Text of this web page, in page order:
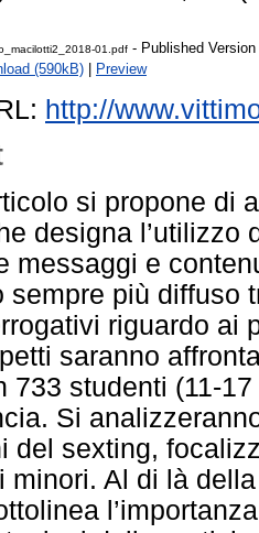
01.pdf - Published Version
(590kB) | Preview
http://
si propone di
designa l’utilizzo
messaggi e
sempre più diffuso
riguardo ai
saranno
733 studenti (11-
Si
del sexting,
minori. Al di là